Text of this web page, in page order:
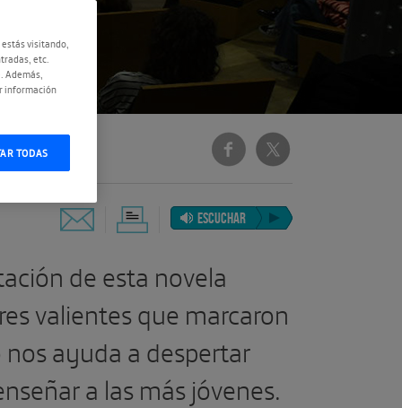
ESCUCHAR
de esta novela
valientes que marcaron
ayuda a despertar
a las más jóvenes.
visitando,
etc.
Además,
información
TODAS